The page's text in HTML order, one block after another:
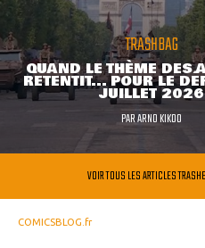
TRASHBAG
QUAND LE THÈME DES
RETENTIT... POUR LE
JUILLET 2026
PARARNO KIKOO
VOIR TOUS LES ARTICLES
COMICSBLOG.fr